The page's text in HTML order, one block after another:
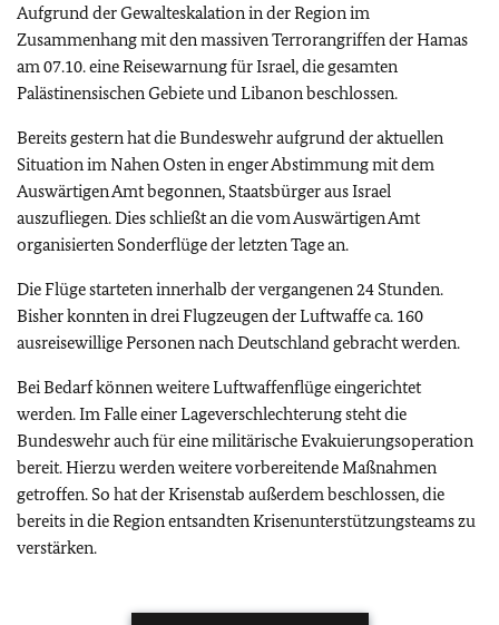
Aufgrund der Gewalteskalation in der Region im
Zusammenhang mit den massiven Terrorangriffen der Hamas
am 07.10. eine Reisewarnung für Israel, die gesamten
Palästinensischen Gebiete und Libanon beschlossen.
Bereits gestern hat die Bundeswehr aufgrund der aktuellen
Situation im Nahen Osten in enger Abstimmung mit dem
Auswärtigen Amt begonnen, Staatsbürger aus Israel
auszufliegen. Dies schließt an die vom Auswärtigen Amt
organisierten Sonderflüge der letzten Tage an.
Die Flüge starteten innerhalb der vergangenen 24 Stunden.
Bisher konnten in drei Flugzeugen der Luftwaffe ca. 160
ausreisewillige Personen nach Deutschland gebracht werden.
Bei Bedarf können weitere Luftwaffenflüge eingerichtet
werden. Im Falle einer Lageverschlechterung steht die
Bundeswehr auch für eine militärische Evakuierungsoperation
bereit. Hierzu werden weitere vorbereitende Maßnahmen
getroffen. So hat der Krisenstab außerdem beschlossen, die
bereits in die Region entsandten Krisenunterstützungsteams zu
verstärken.